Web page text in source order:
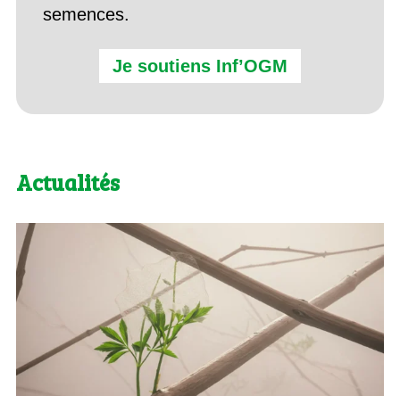
semences.
Je soutiens Inf’OGM
Actualités